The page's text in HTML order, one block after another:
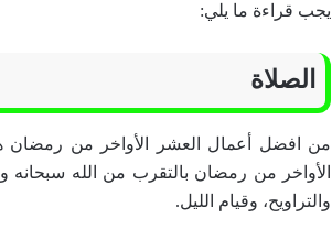
يجب قراءة ما يلي:
الصلاة
من افضل أعمال العشر الأواخر من
الأواخر من رمضان بالتقرب من الله سبحانه
والتراويح، وقيام الليل.